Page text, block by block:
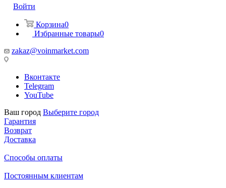
Войти
Корзина0
Избранные товары0
zakaz@voinmarket.com
Вконтакте
Telegram
YouTube
Ваш город Выберите город
Гарантия
Возврат
Доставка
Способы оплаты
Постоянным клиентам